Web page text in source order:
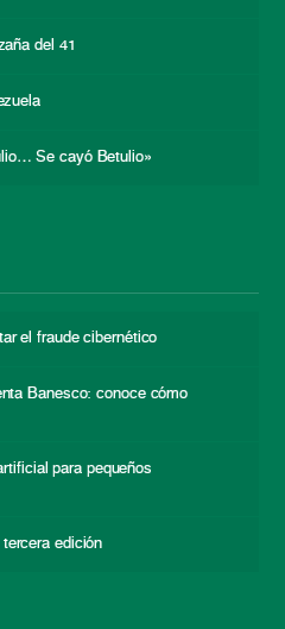
del 41
Se cayó Betulio»
el fraude cibernético
Banesco: conoce cómo
para pequeños
edición